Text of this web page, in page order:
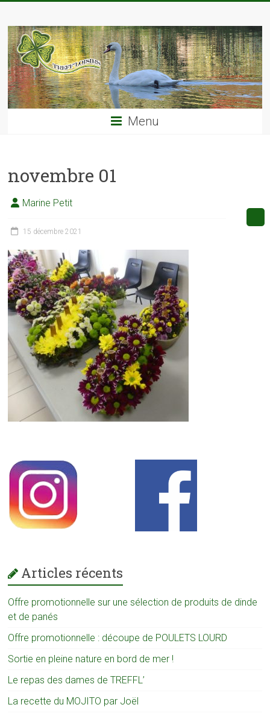
content
TREFF'LOISIRS
Menu
novembre 01
Marine Petit
15 décembre 2021
Articles récents
Offre promotionnelle sur une sélection de produits de dinde
et de panés
Offre promotionnelle : découpe de POULETS LOURD
Sortie en pleine nature en bord de mer !
Le repas des dames de TREFFL’
La recette du MOJITO par Joël